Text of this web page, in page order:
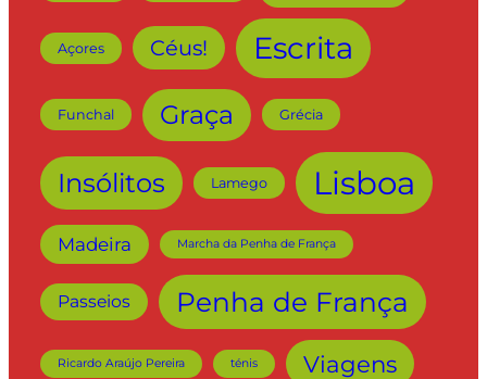
Açores Céus! Escrita
Funchal Graça Grécia
Insólitos Lamego Lisboa
Madeira Marcha da Penha de França
Passeios Penha de França
Ricardo Araújo Pereira ténis Viagens